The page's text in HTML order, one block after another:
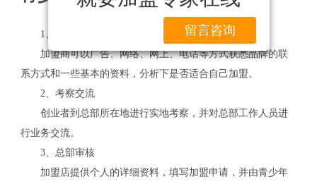
留言咨询
1、加盟咨询
加盟商可以广告、网络、网上、电话等方式获悉品牌的联
系方式和一些基本的资料，分析下是否适合自己加盟。
2、考察交流
创业者到总部所在地进行实地考察，并对总部工作人员进
行业务交流。
3、总部审核
加盟店提供个人的详细资料，填写加盟申请，并由青少年